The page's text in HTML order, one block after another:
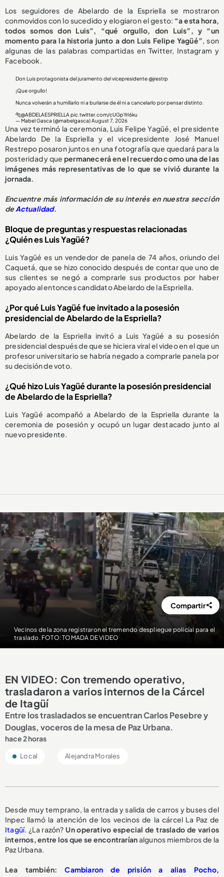
Los seguidores de Abelardo de la Espriella se mostraron
conmovidos con lo sucedido y elogiaron el gesto: “a esta hora,
todos somos don Luis”, “qué orgullo, don Luis”, y “un
momento para la historia junto a don Luis Felipe Yagüé”, son
algunas de las palabras compartidas en Twitter, Instagram y
Facebook.
Don Luis protagonista del juramento del vicepresidente@jrestrp
¡Que orgullo!
Nunca volverán a humillarlo ni a burlarse de él ni a cancelarlo por pensar distinto.
🐅@ABDELAESPRIELLA pic.twitter.com/cUGpYrI6ku
— Mabel Gasca (@mabelgasca)August 7, 2026
Una vez terminó la ceremonia, Luis Felipe Yagüé, el presidente
Abelardo De la Espriella y el vicepresidente José Manuel
Restrepo posaron juntos en una fotografía que quedará para la
posteridad y quepermanecerá en el recuerdo como una de las
imágenes más representativas de lo que se vivió durante la
jornada.
Encuentre más información de su interés en nuestra sección
deActualidad.
Bloque de preguntas y respuestas relacionadas
¿Quién es Luis Yagüé?
Luis Yagüé es un vendedor de panela de 74 años, oriundo del
Caquetá, que se hizo conocido después de contar que uno de
sus clientes se negó a comprarle sus productos por haber
apoyado al entonces candidato Abelardo de la Espriella.
¿Por qué Luis Yagüé fue invitado a la posesión
presidencial de Abelardo de la Espriella?
Abelardo de la Espriella invitó a Luis Yagüé a su posesión
presidencial después de que se hiciera viral el video en el que un
profesor universitario se habría negado a comprarle panela por
su decisión de voto.
¿Qué hizo Luis Yagüé durante la posesión presidencial
de Abelardo de la Espriella?
Luis Yagüé acompañó a Abelardo de la Espriella durante la
ceremonia de posesión y ocupó un lugar destacado junto al
nuevo presidente.
Vecinos de la zona registraron el tremendo despliegue policíal para el
traslado. FOTO: TOMADA DE VIDEO
Compartir
EN VIDEO: Con tremendo operativo,
trasladaron a varios internos de la Cárcel
de Itagüí
Entre los trasladados se encuentran Carlos Pesebre y
Douglas, voceros de la mesa de Paz Urbana.
hace 2 horas
Local Alejandra Morales
Desde muy temprano, la entrada y salida de carros y buses del
Inpec llamó la atención de los vecinos de la cárcel La Paz de
Itagüí. ¿La razón? Un operativo especial de traslado de varios
internos, entre los que se encontraríanalgunos miembros de la
Paz Urbana.
Lea también:Cambiaron de prisión a alias Pocho,